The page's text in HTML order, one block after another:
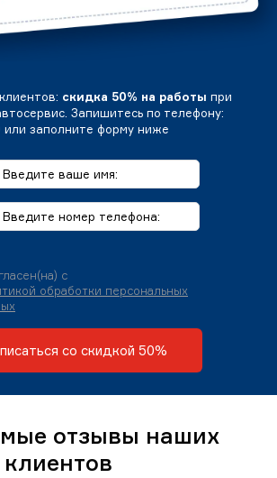
скидка 50% на работы при
Запишитесь по телефону:
или заполните форму ниже
с
обработки персональных
со скидкой 50%
отзывы наших